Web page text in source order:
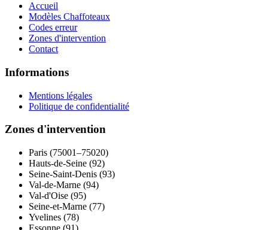
Accueil
Modèles Chaffoteaux
Codes erreur
Zones d'intervention
Contact
Informations
Mentions légales
Politique de confidentialité
Zones d'intervention
Paris (75001–75020)
Hauts-de-Seine (92)
Seine-Saint-Denis (93)
Val-de-Marne (94)
Val-d'Oise (95)
Seine-et-Marne (77)
Yvelines (78)
Essonne (91)